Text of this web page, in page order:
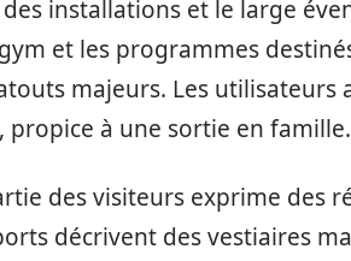
installations et le large
et les programmes
majeurs. Les
propice à une sortie en famille.
des visiteurs exprime des
décrivent des vestiaires